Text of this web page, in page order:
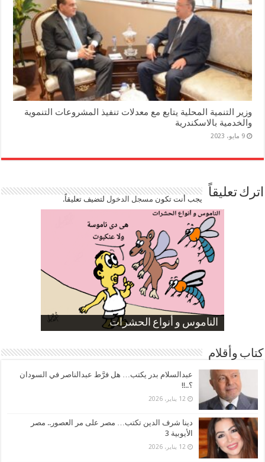
وزير التنمية المحلية يتابع مع معدلات تنفيذ المشروعات التنموية
والخدمية بالاسكندرية
9 مايو، 2023
اترك تعليقاً يجب أنت تكون مسجل الدخوللتضيف تعليقاً.
الناموس و أنواع الحشرات
الموظفين بعد ارتفاع الأسعار
ارتفاع نسبة الطلاق في مصر
صورة كاركاتيرية
صورة كاركاتيرية
كتاب وأقلام
عبدالسلام بدر يكتب… هل فرَّط عبدالناصر في السودان
؟..!!
12 يناير، 2026
دينا شرف الدين تكتب… مصر على مر العصور.. مصر
الأيوبية 3
12 يناير، 2026